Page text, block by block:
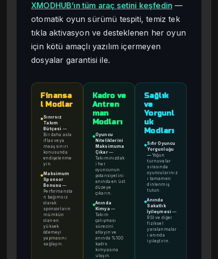
XMODHUB’ın tüm araç setini keşfedin —
otomatik oyun sürümü tespiti, temiz tek
tıkla aktivasyon ve desteklenen her oyun
için kötü amaçlı yazılım içermeyen
dosyalar garantisi ile.
Finansa
l Modlar
●Sınırsız
Takım
Bütçesi —
Bir daha asla
iflas veya
maaş sınırı
konusunda
endişelenme
yin.
● Maksimum
Sponsor
Bonusu —
Performansta
n bağımsız
olarak
sponsorların
mümkün
olan en
yüksek
ödemeyi
yapmasını
sağlayın.
Kadro ve
Antren
man
Modları
●Oyuncu
Niteliklerini
Maksimuma
Çıkar—
Takımınızdak
i her
oyuncunun
potansiyelini
anında en üst
düzeye
çıkarın.
●Anında
Kimya —
Takım
çalışması
sürecini
atlayın ve
anında %100
kadro
kimyasına
ulaşın.
Sağlık
ve
Yorgunl
uk
Modları
●Sıfır Oyuncu
Yorgunluğu
— Yoğun
turnuvalar
sırasında
oyuncularınız
ı tamamen
dinlenmiş
tutun.
●Anında
Sakatlık
İyileşmesi —
RSI ve diğer
fiziksel
yaralanmalar
ı anında
iyileştirin.